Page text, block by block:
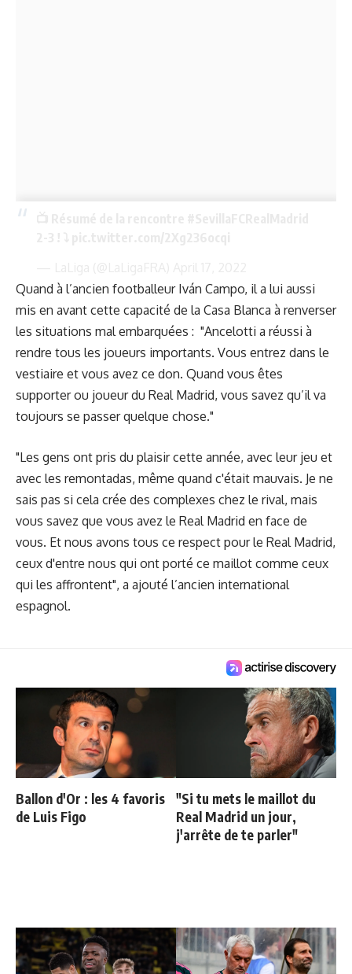
Quand à l’ancien footballeur Iván Campo, il a lui aussi
mis en avant cette capacité de la Casa Blanca à renverser
les situations mal embarquées : "Ancelotti a réussi à
rendre tous les joueurs importants. Vous entrez dans le
vestiaire et vous avez ce don. Quand vous êtes
supporter ou joueur du Real Madrid, vous savez qu’il va
toujours se passer quelque chose."
"Les gens ont pris du plaisir cette année, avec leur jeu et
avec les remontadas, même quand c'était mauvais. Je ne
sais pas si cela crée des complexes chez le rival, mais
vous savez que vous avez le Real Madrid en face de
vous. Et nous avons tous ce respect pour le Real Madrid,
ceux d'entre nous qui ont porté ce maillot comme ceux
qui les affrontent", a ajouté l’ancien international
espagnol.
Ballon d'Or : les 4 favoris
de Luis Figo
"Si tu mets le maillot du
Real Madrid un jour,
j'arrête de te parler"